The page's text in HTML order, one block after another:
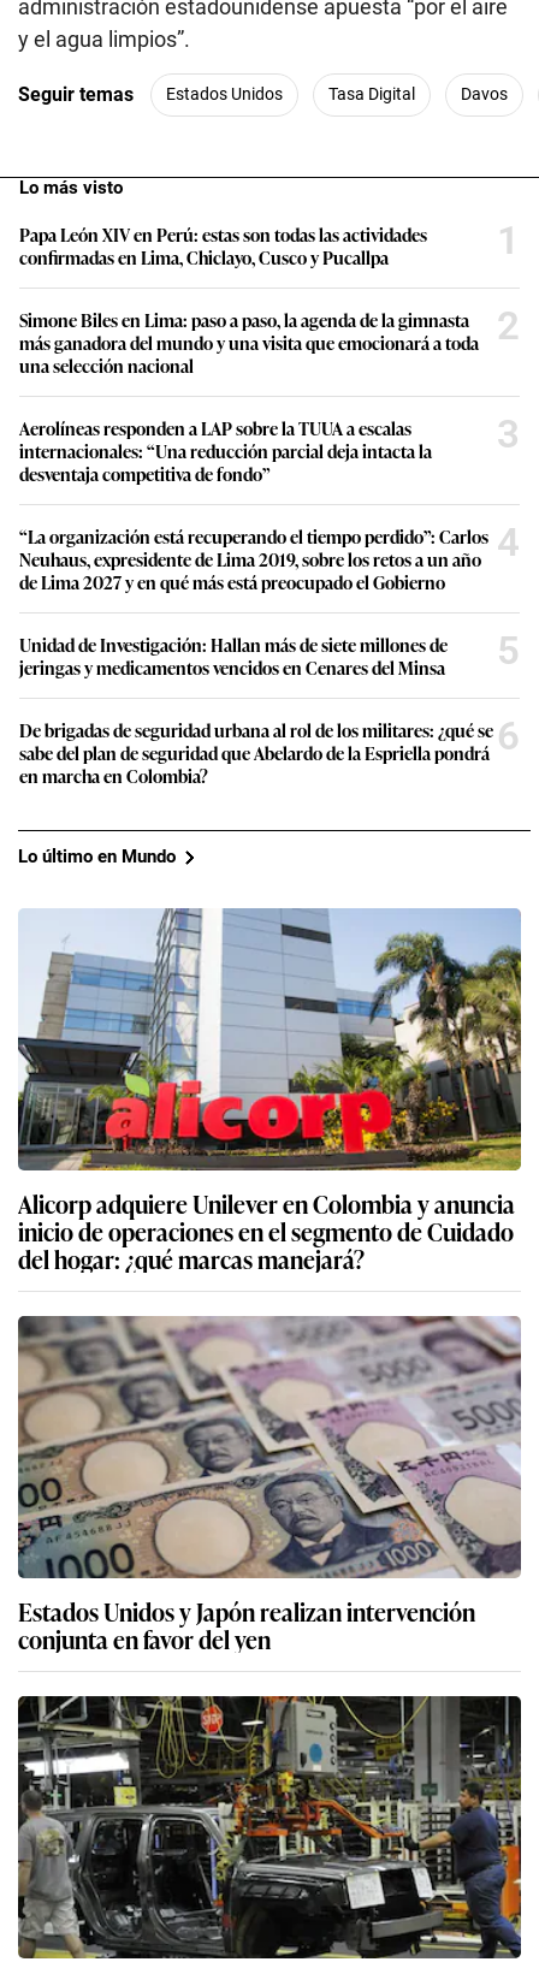
administración estadounidense apuesta “por el aire
y el agua limpios”.
Seguir temas Estados Unidos Tasa Digital Davos
Lo más visto
Papa León XIV en Perú: estas son todas las actividades
confirmadas en Lima, Chiclayo, Cusco y Pucallpa
1
Simone Biles en Lima: paso a paso, la agenda de la gimnasta
más ganadora del mundo y una visita que emocionará a toda
una selección nacional
2
Aerolíneas responden a LAP sobre la TUUA a escalas
internacionales: “Una reducción parcial deja intacta la
desventaja competitiva de fondo”
3
“La organización está recuperando el tiempo perdido”: Carlos
Neuhaus, expresidente de Lima 2019, sobre los retos a un año
de Lima 2027 y en qué más está preocupado el Gobierno
4
Unidad de Investigación: Hallan más de siete millones de
jeringas y medicamentos vencidos en Cenares del Minsa
5
De brigadas de seguridad urbana al rol de los militares: ¿qué se
sabe del plan de seguridad que Abelardo de la Espriella pondrá
en marcha en Colombia?
6
Lo último en Mundo
Alicorp adquiere Unilever en Colombia y anuncia
inicio de operaciones en el segmento de Cuidado
del hogar: ¿qué marcas manejará?
Estados Unidos y Japón realizan intervención
conjunta en favor del yen